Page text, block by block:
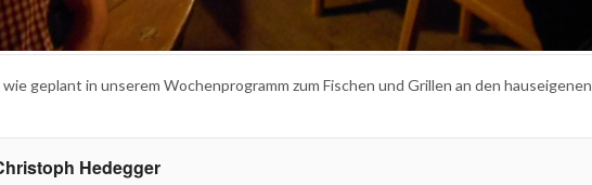
geplant in unserem Wochenprogramm zum Fischen und Grillen an den hauseigenen
Hedegger